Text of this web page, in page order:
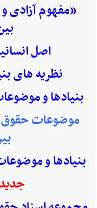
«مفهوم آزادی
اصل
نظریه های
بنیادها و
موضوعات حقوق
بنیادها و